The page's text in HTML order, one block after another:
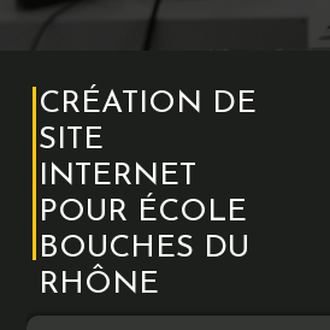
CRÉATION DE
SITE
INTERNET
POUR ÉCOLE
BOUCHES DU
RHÔNE